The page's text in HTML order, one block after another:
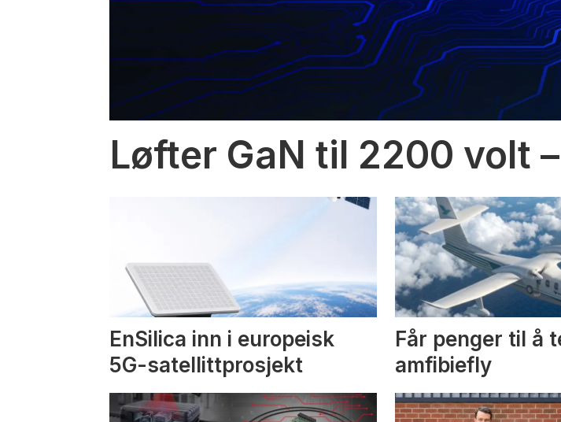
Løfter GaN til 2200 volt
EnSilica inn i europeisk
5G-satellittprosjekt
Får penger til å
amfibiefly